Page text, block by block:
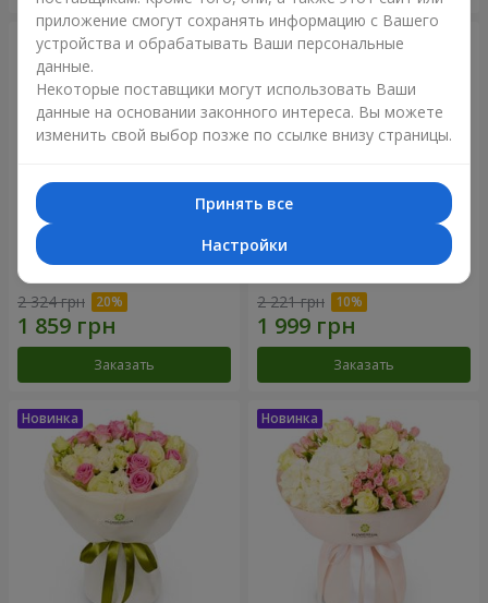
Букет "Дуэт гармонии"
2 324 грн
Заказать
Букет "My Lady"
2 221 грн
Заказать
приложение смогут сохранять информацию с Вашего
устройства и обрабатывать Ваши персональные
данные.
Некоторые поставщики могут использовать Ваши
данные на основании законного интереса. Вы можете
изменить свой выбор позже по ссылке внизу страницы.
Принять все
Настройки